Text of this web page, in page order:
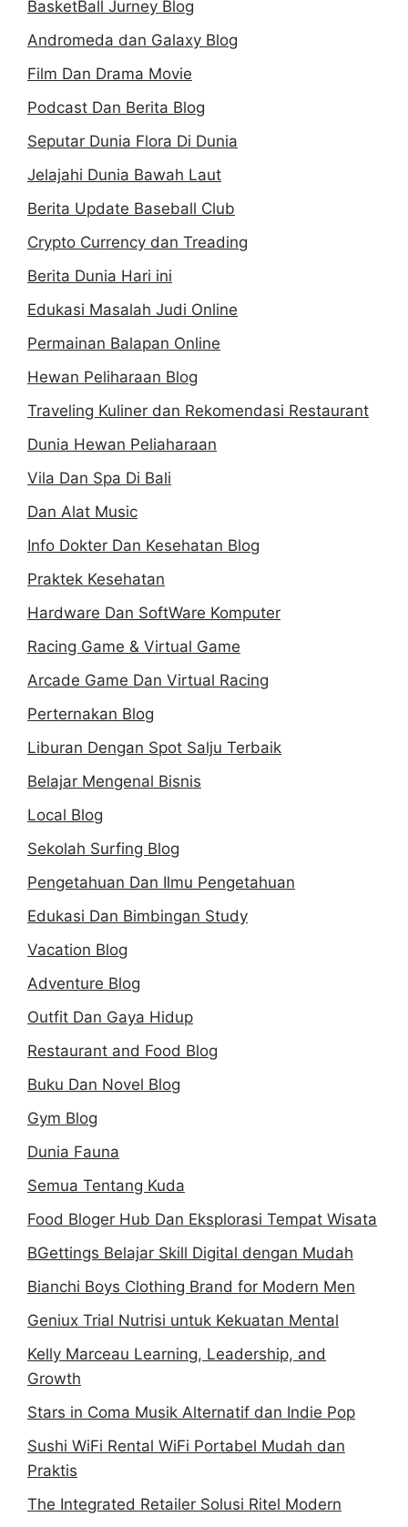
BasketBall Jurney Blog
Andromeda dan Galaxy Blog
Film Dan Drama Movie
Podcast Dan Berita Blog
Seputar Dunia Flora Di Dunia
Jelajahi Dunia Bawah Laut
Berita Update Baseball Club
Crypto Currency dan Treading
Berita Dunia Hari ini
Edukasi Masalah Judi Online
Permainan Balapan Online
Hewan Peliharaan Blog
Traveling Kuliner dan Rekomendasi Restaurant
Dunia Hewan Peliaharaan
Vila Dan Spa Di Bali
Dan Alat Music
Info Dokter Dan Kesehatan Blog
Praktek Kesehatan
Hardware Dan SoftWare Komputer
Racing Game & Virtual Game
Arcade Game Dan Virtual Racing
Perternakan Blog
Liburan Dengan Spot Salju Terbaik
Belajar Mengenal Bisnis
Local Blog
Sekolah Surfing Blog
Pengetahuan Dan Ilmu Pengetahuan
Edukasi Dan Bimbingan Study
Vacation Blog
Adventure Blog
Outfit Dan Gaya Hidup
Restaurant and Food Blog
Buku Dan Novel Blog
Gym Blog
Dunia Fauna
Semua Tentang Kuda
Food Bloger Hub Dan Eksplorasi Tempat Wisata
BGettings Belajar Skill Digital dengan Mudah
Bianchi Boys Clothing Brand for Modern Men
Geniux Trial Nutrisi untuk Kekuatan Mental
Kelly Marceau Learning, Leadership, and
Growth
Stars in Coma Musik Alternatif dan Indie Pop
Sushi WiFi Rental WiFi Portabel Mudah dan
Praktis
The Integrated Retailer Solusi Ritel Modern